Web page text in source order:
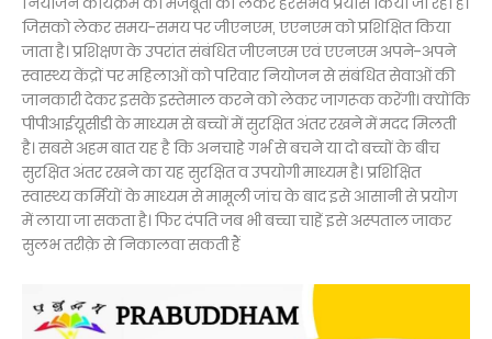
जिसको लेकर समय-समय पर जीएनएम, एएनएम को प्रशिक्षित किया
जाता है। प्रशिक्षण के उपरांत संबंधित जीएनएम एवं एएनएम अपने-अपने
स्वास्थ्य केंद्रों पर महिलाओं को परिवार नियोजन से संबंधित सेवाओं की
जानकारी देकर इसके इस्तेमाल करने को लेकर जागरूक करेंगी। क्योंकि
पीपीआईयूसीडी के माध्यम से बच्चों में सुरक्षित अंतर रखने में मदद मिलती
है। सबसे अहम बात यह है कि अनचाहे गर्भ से बचने या दो बच्चों के बीच
सुरक्षित अंतर रखने का यह सुरक्षित व उपयोगी माध्यम है। प्रशिक्षित
स्वास्थ्य कर्मियों के माध्यम से मामूली जांच के बाद इसे आसानी से प्रयोग
में लाया जा सकता है। फिर दंपति जब भी बच्चा चाहें इसे अस्पताल जाकर
सुलभ तरीक़े से निकालवा सकती हैं